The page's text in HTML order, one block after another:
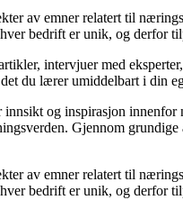
av emner relatert til
bedrift er unik, og derfor
intervjuer med
du lærer umiddelbart i din
og inspirasjon
Gjennom
av emner relatert til
bedrift er unik, og derfor